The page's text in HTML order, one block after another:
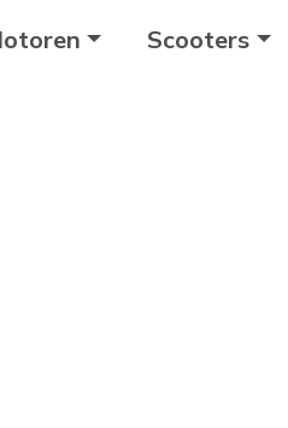
Scooters